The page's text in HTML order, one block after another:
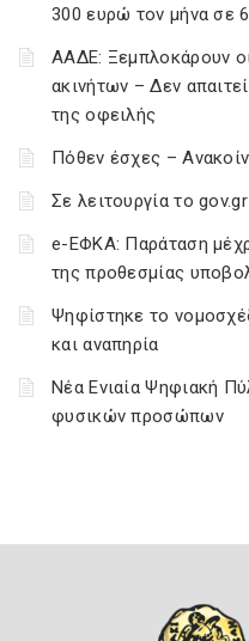
300 ευρώ τον μήνα σε
ΑΑΔΕ: Ξεμπλοκάρουν
ακινήτων – Δεν
της οφειλής
Πόθεν έσχες –
Σε λειτουργία το
e-ΕΦΚΑ: Παράταση
της προθεσμίας
Ψηφίστηκε το
και αναπηρία
Νέα Ενιαία Ψηφιακή
φυσικών προσώπων